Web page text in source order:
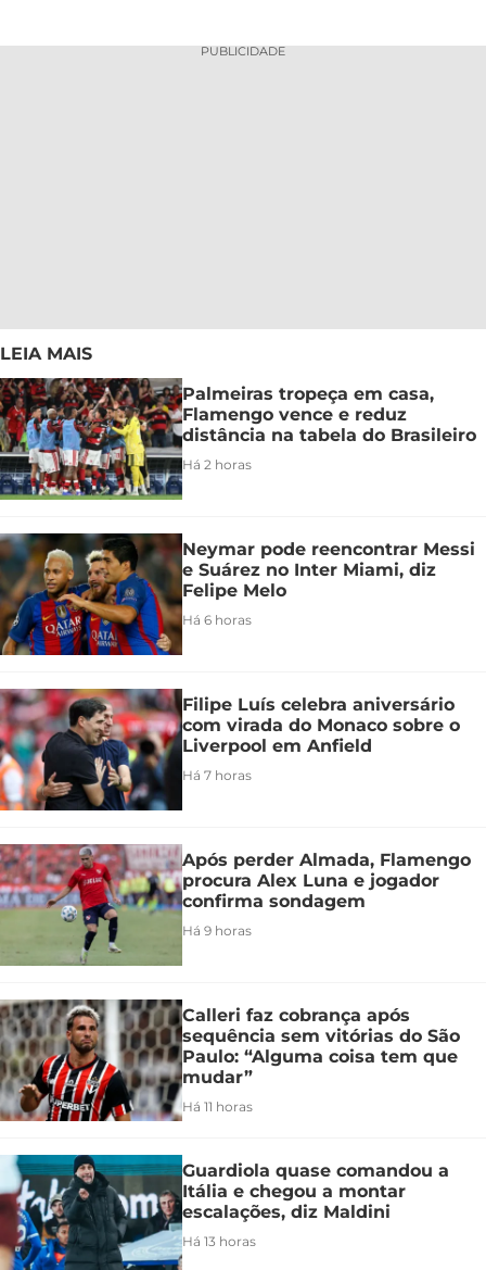
PUBLICIDADE
LEIA MAIS
Palmeiras tropeça em casa,
Flamengo vence e reduz
distância na tabela do Brasileiro
Há 2 horas
Neymar pode reencontrar Messi
e Suárez no Inter Miami, diz
Felipe Melo
Há 6 horas
Filipe Luís celebra aniversário
com virada do Monaco sobre o
Liverpool em Anfield
Há 7 horas
Após perder Almada, Flamengo
procura Alex Luna e jogador
confirma sondagem
Há 9 horas
Calleri faz cobrança após
sequência sem vitórias do São
Paulo: “Alguma coisa tem que
mudar”
Há 11 horas
Guardiola quase comandou a
Itália e chegou a montar
escalações, diz Maldini
Há 13 horas